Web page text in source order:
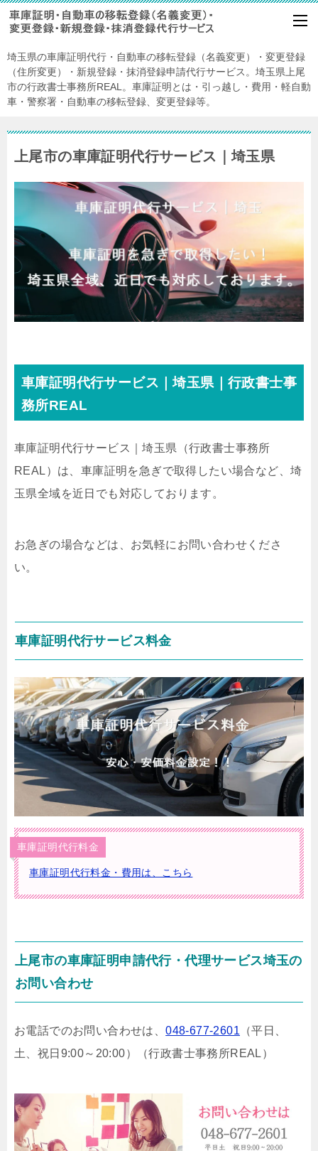
埼玉県の車庫証明代行・自動車の移転登録（名義変更）・変更登録
（住所変更）・新規登録・抹消登録申請代行サービス。埼玉県上尾
市の行政書士事務所REAL。車庫証明とは・引っ越し・費用・軽自動
車・警察署・自動車の移転登録、変更登録等。
上尾市の車庫証明代行サービス｜埼玉県
車庫証明代行サービス｜埼玉県｜行政書士事
務所REAL
車庫証明代行サービス｜埼玉県 （行政書士事務所
REAL） は、車庫証明を急ぎで取得したい場合など、埼
玉県全域を近日でも対応しております。
お急ぎの場合などは、お気軽にお問い合わせくださ
い。
車庫証明代行サービス料金
車庫証明代行料金
車庫証明代行料金・費用は、こちら
上尾市の車庫証明申請代行・代理サービス埼玉の
お問い合わせ
お電話でのお問い合わせは、048-677-2601 （平日、
土、祝日9:00～20:00）
（行政書士事務所REAL）